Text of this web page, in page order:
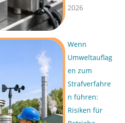
2026
Wenn
Umweltauflag
en zum
Strafverfahre
n führen:
Risiken für